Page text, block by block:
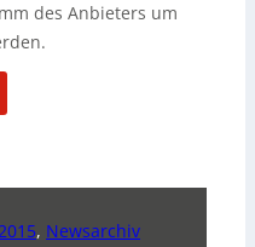
des Anbieters um
, Newsarchiv